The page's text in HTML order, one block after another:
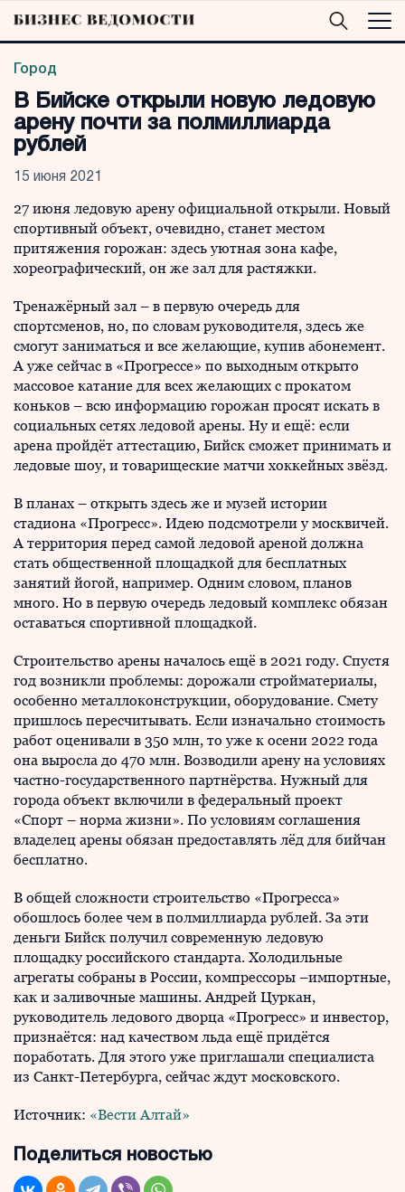
Город
В Бийске открыли новую ледовую
арену почти за полмиллиарда
рублей
15 июня 2021
27 июня ледовую арену официальной открыли. Новый
спортивный объект, очевидно, станет местом
притяжения горожан: здесь уютная зона кафе,
хореографический, он же зал для растяжки.
Тренажёрный зал – в первую очередь для
спортсменов, но, по словам руководителя, здесь же
смогут заниматься и все желающие, купив абонемент.
А уже сейчас в «Прогрессе» по выходным открыто
массовое катание для всех желающих с прокатом
коньков – всю информацию горожан просят искать в
социальных сетях ледовой арены. Ну и ещё: если
арена пройдёт аттестацию, Бийск сможет принимать и
ледовые шоу, и товарищеские матчи хоккейных звёзд.
В планах – открыть здесь же и музей истории
стадиона «Прогресс». Идею подсмотрели у москвичей.
А территория перед самой ледовой ареной должна
стать общественной площадкой для бесплатных
занятий йогой, например. Одним словом, планов
много. Но в первую очередь ледовый комплекс обязан
оставаться спортивной площадкой.
Строительство арены началось ещё в 2021 году. Спустя
год возникли проблемы: дорожали стройматериалы,
особенно металлоконструкции, оборудование. Смету
пришлось пересчитывать. Если изначально стоимость
работ оценивали в 350 млн, то уже к осени 2022 года
она выросла до 470 млн. Возводили арену на условиях
частно-государственного партнёрства. Нужный для
города объект включили в федеральный проект
«Спорт – норма жизни». По условиям соглашения
владелец арены обязан предоставлять лёд для бийчан
бесплатно.
В общей сложности строительство «Прогресса»
обошлось более чем в полмиллиарда рублей. За эти
деньги Бийск получил современную ледовую
площадку российского стандарта. Холодильные
агрегаты собраны в России, компрессоры –импортные,
как и заливочные машины. Андрей Цуркан,
руководитель ледового дворца «Прогресс» и инвестор,
признаётся: над качеством льда ещё придётся
поработать. Для этого уже приглашали специалиста
из Санкт-Петербурга, сейчас ждут московского.
Источник: «Вести Алтай»
Поделиться новостью